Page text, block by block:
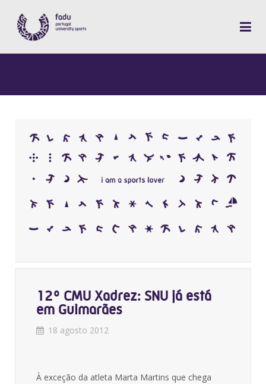
12º CMU Xadrez: SNU já está
em Guimarães
18 agosto 2012
À exceção da atleta Marta Martins que chega